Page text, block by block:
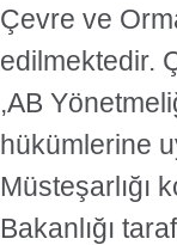
Çevre ve
edilmektedir.
,AB
hükümlerine
Müsteşarlığı
Bakanlığı